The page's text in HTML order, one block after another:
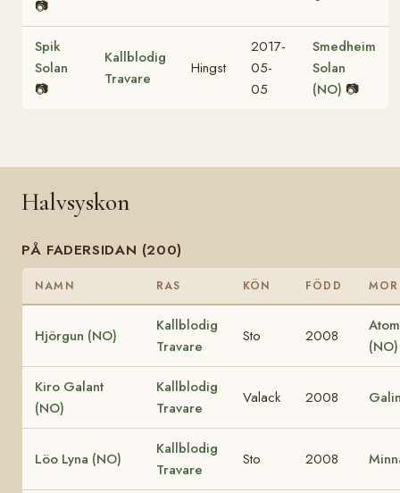
📷
Spik
Solan
📷
Kallblodig
Travare
Hingst
2017-
05-
05
Smedheim
Solan
(NO) 📷
Halvsyskon
PÅ FADERSIDAN (200)
NAMN RAS KÖN FÖDD MOR
Hjörgun (NO)
Kallblodig
Travare
Sto 2008
(NO)
Kiro Galant
(NO)
Kallblodig
Travare
Valack 2008
Löo Lyna (NO)
Kallblodig
Travare
Sto 2008